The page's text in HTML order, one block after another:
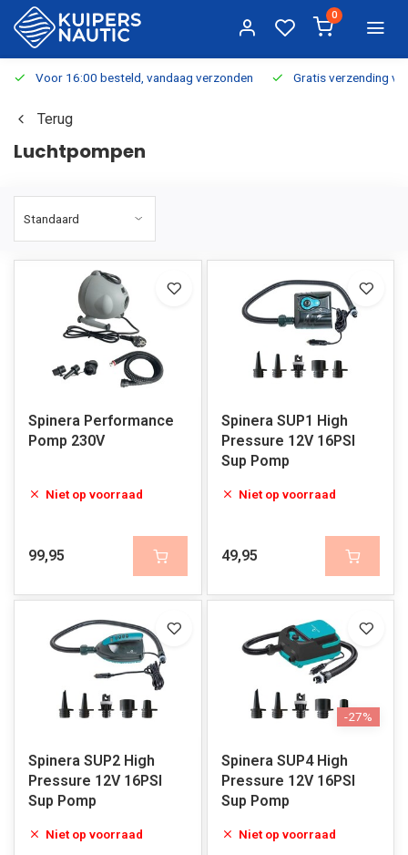
0
Voor 16:00 besteld, vandaag verzonden Gratis verzending
Terug
Luchtpompen
Spinera Performance
Pomp 230V
Niet op voorraad
99,95
Spinera SUP1 High
Pressure 12V 16PSI
Sup Pomp
Niet op voorraad
49,95
Spinera SUP2 High
Pressure 12V 16PSI
Sup Pomp
Niet op voorraad
-27%
Spinera SUP4 High
Pressure 12V 16PSI
Sup Pomp
Niet op voorraad